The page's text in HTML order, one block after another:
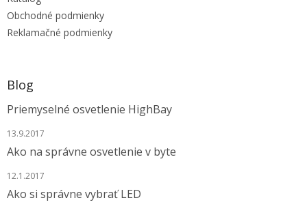
Obchodné podmienky
Reklamačné podmienky
Blog
Priemyselné osvetlenie HighBay
13.9.2017
Ako na správne osvetlenie v byte
12.1.2017
Ako si správne vybrať LED